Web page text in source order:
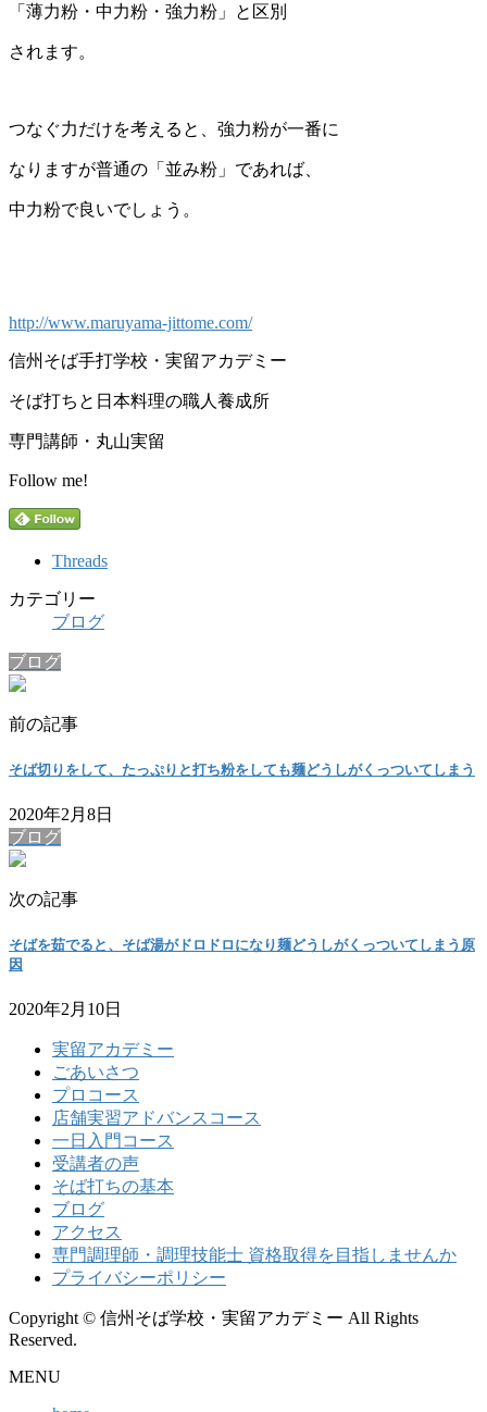
「薄力粉・中力粉・強力粉」と区別
されます。
つなぐ力だけを考えると、強力粉が一番に
なりますが普通の「並み粉」であれば、
中力粉で良いでしょう。
http://www.maruyama-jittome.com/
信州そば手打学校・実留アカデミー
そば打ちと日本料理の職人養成所
専門講師・丸山実留
Follow me!
Threads
カテゴリー
ブログ
ブログ
前の記事
そば切りをして、たっぷりと打ち粉をしても麺どうしがくっついてしまう
2020年2月8日
ブログ
次の記事
そばを茹でると、そば湯がドロドロになり麺どうしがくっついてしまう原
因
2020年2月10日
実留アカデミー
ごあいさつ
プロコース
店舗実習アドバンスコース
一日入門コース
受講者の声
そば打ちの基本
ブログ
アクセス
専門調理師・調理技能士 資格取得を目指しませんか
プライバシーポリシー
Copyright © 信州そば学校・実留アカデミー All Rights
Reserved.
MENU